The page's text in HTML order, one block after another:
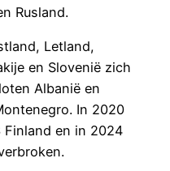
Rusland.
Letland,
en Slovenië zich
Albanië en
In 2020
Finland en in 2024